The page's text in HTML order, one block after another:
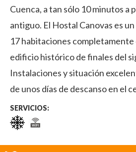
Cuenca, a tan sólo 10 minutos a
antiguo. El Hostal Canovas es
17 habitaciones completamente
edificio histórico de finales del
Instalaciones y situación
de unos días de descanso en el
SERVICIOS: